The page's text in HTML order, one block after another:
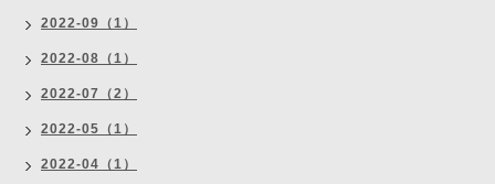
2022-09（1）
2022-08（1）
2022-07（2）
2022-05（1）
2022-04（1）